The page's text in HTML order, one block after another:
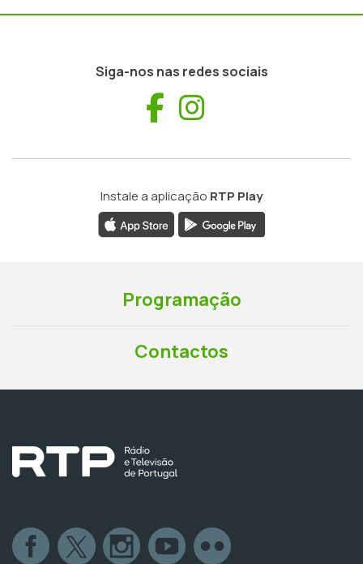
Siga-nos nas redes sociais
Facebook
Instale a aplicação RTP Play
Programação
Contactos